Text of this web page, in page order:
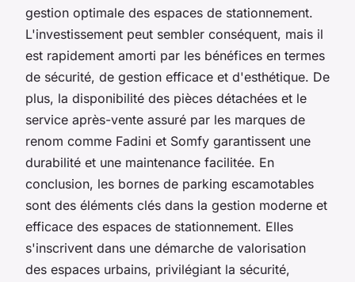
gestion optimale des espaces de stationnement.
L'investissement peut sembler conséquent, mais il
est rapidement amorti par les bénéfices en termes
de sécurité, de gestion efficace et d'esthétique. De
plus, la disponibilité des pièces détachées et le
service après-vente assuré par les marques de
renom comme Fadini et Somfy garantissent une
durabilité et une maintenance facilitée. En
conclusion, les bornes de parking escamotables
sont des éléments clés dans la gestion moderne et
efficace des espaces de stationnement. Elles
s'inscrivent dans une démarche de valorisation
des espaces urbains, privilégiant la sécurité,